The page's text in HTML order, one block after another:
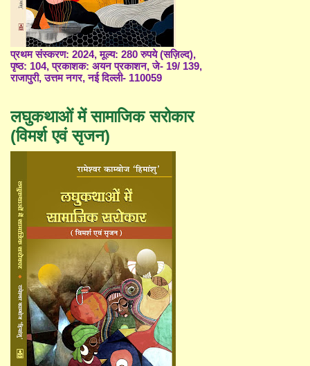
प्रथम संस्करण: 2024, मूल्य: 280 रुपये (सज़िल्द),
पृष्ठ: 104, प्रकाशक: अयन प्रकाशन, जे- 19/ 139,
राजापुरी, उत्तम नगर, नई दिल्ली- 110059
लघुकथाओं में सामाजिक सरोकार
(विमर्श एवं सृजन)